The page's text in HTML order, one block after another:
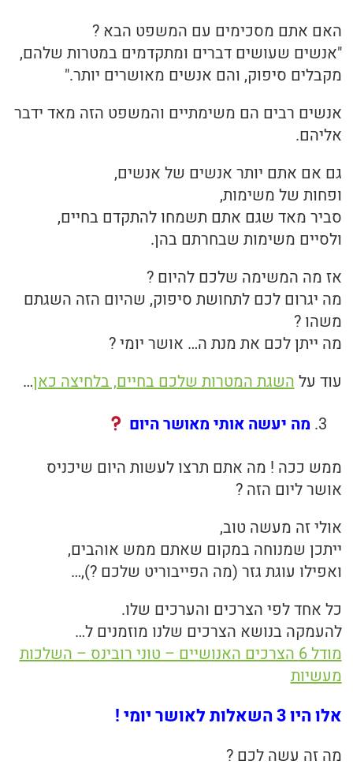
האם אתם מסכימים עם המשפט הבא ?
"אנשים שעושים דברים ומתקדמים במטרות שלהם,
מקבלים סיפוק, והם אנשים מאושרים יותר."
אנשים רבים הם משימתיים והמשפט הזה מאד ידבר
אליהם.
גם אם אתם יותר אנשים של אנשים,
ופחות של משימות,
סביר מאד שגם אתם תשמחו להתקדם בחיים,
ולסיים משימות שבחרתם בהן.
אז מה המשימה שלכם להיום ?
מה יגרום לכם לתחושת סיפוק, שהיום הזה השגתם
משהו ?
מה ייתן לכם את מנת ה… אושר יומי ?
עוד על השגת המטרות שלכם בחיים, בלחיצה כאן…
מה יעשה אותי מאושר היום
ממש ככה ! מה אתם תרצו לעשות היום שיכניס
אושר ליום הזה ?
אולי זה מעשה טוב,
ייתכן שמנוחה במקום שאתם ממש אוהבים,
ואפילו עוגת גזר (מה הפייבוריט שלכם ?),…
כל אחד לפי הצרכים והערכים שלו.
להעמקה בנושא הצרכים שלנו מוזמנים ל…
מודל 6 הצרכים האנושיים – טוני רובינס – השלכות
מעשיות
אלו היו 3 השאלות לאושר יומי !
מה זה עשה לכם ?